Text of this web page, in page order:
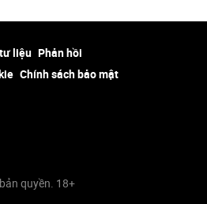
liệu Phản hồi
Chính sách bảo mật
quyền. 18+